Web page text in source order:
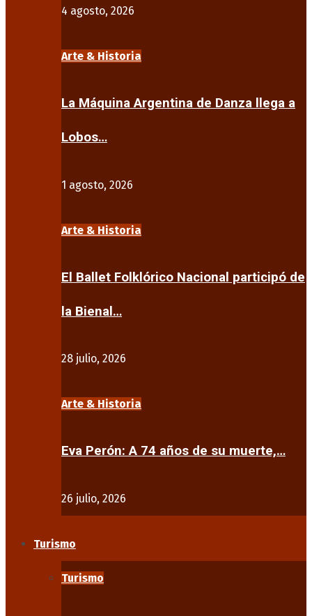
4 agosto, 2026
Arte & Historia
La Máquina Argentina de Danza llega a
Lobos…
1 agosto, 2026
Arte & Historia
El Ballet Folklórico Nacional participó de
la Bienal…
28 julio, 2026
Arte & Historia
Eva Perón: A 74 años de su muerte,…
26 julio, 2026
Turismo
Turismo